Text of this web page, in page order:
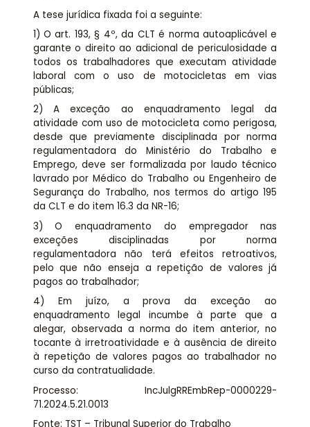
A tese jurídica fixada foi a seguinte:
1) O art. 193, § 4º, da CLT é norma autoaplicável e
garante o direito ao adicional de periculosidade a
todos os trabalhadores que executam atividade
laboral com o uso de motocicletas em vias
públicas;
2) A exceção ao enquadramento legal da
atividade com uso de motocicleta como perigosa,
desde que previamente disciplinada por norma
regulamentadora do Ministério do Trabalho e
Emprego, deve ser formalizada por laudo técnico
lavrado por Médico do Trabalho ou Engenheiro de
Segurança do Trabalho, nos termos do artigo 195
da CLT e do item 16.3 da NR-16;
3) O enquadramento do empregador nas
exceções disciplinadas por norma
regulamentadora não terá efeitos retroativos,
pelo que não enseja a repetição de valores já
pagos ao trabalhador;
4) Em juízo, a prova da exceção ao
enquadramento legal incumbe à parte que a
alegar, observada a norma do item anterior, no
tocante à irretroatividade e à ausência de direito
à repetição de valores pagos ao trabalhador no
curso da contratualidade.
Processo: IncJulgRREmbRep-0000229-
71.2024.5.21.0013
Fonte: TST – Tribunal Superior do Trabalho